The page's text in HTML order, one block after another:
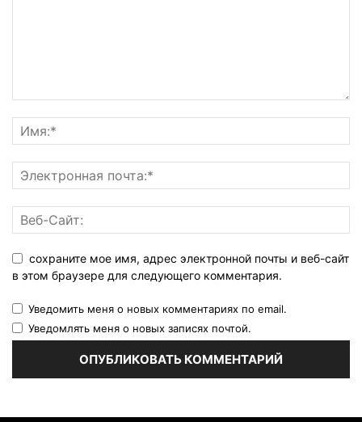
сохраните мое имя, адрес электронной почты и веб-сайт
в этом браузере для следующего комментария.
Уведомить меня о новых комментариях по email.
Уведомлять меня о новых записях почтой.